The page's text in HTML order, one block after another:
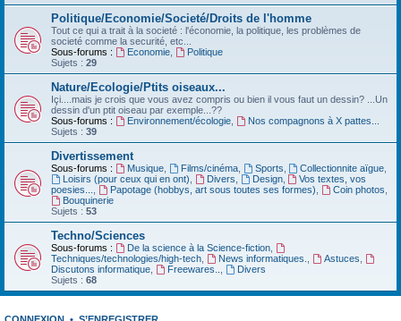
Politique/Economie/Societé/Droits de l'homme
Tout ce qui a trait à la societé : l'économie, la politique, les problèmes de
societé comme la securité, etc...
Sous-forums :
Economie,
Politique
Sujets : 29
Nature/Ecologie/Ptits oiseaux...
Içi....mais je crois que vous avez compris ou bien il vous faut un dessin? ...Un
dessin d'un ptit oiseau par exemple...??
Sous-forums :
Environnement/écologie,
Nos compagnons à X pattes...
Sujets : 39
Divertissement
Sous-forums : Musique, Films/cinéma, Sports Collectionnite aïgue
Loisirs (pour ceux qui en ont)
Divers Design,
Vos textes, vos
poesies...
Papotage (hobbys, art sous toutes ses formes) Coin photos
Bouquinerie
Sujets : 53
Techno/Sciences
Sous-forums : De la science à la Science-fiction,
Techniques/technologies/high-tech
News informatiques. Astuces
Discutons informatique
Freewares..
Divers
Sujets : 68